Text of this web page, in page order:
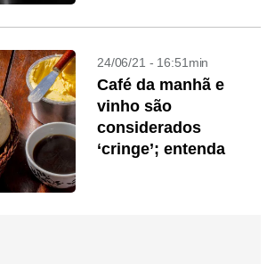
24/06/21 - 16:51min
Café da manhã e
vinho são
considerados
‘cringe’; entenda